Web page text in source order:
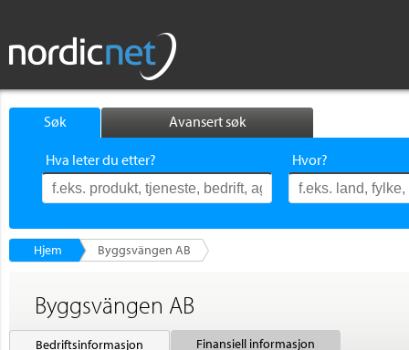
Søk Avansert søk
Hva leter du etter? Hvor?
Hjem Byggsvängen AB
Byggsvängen AB
Bedriftsinformasjon Finansiell informasjon